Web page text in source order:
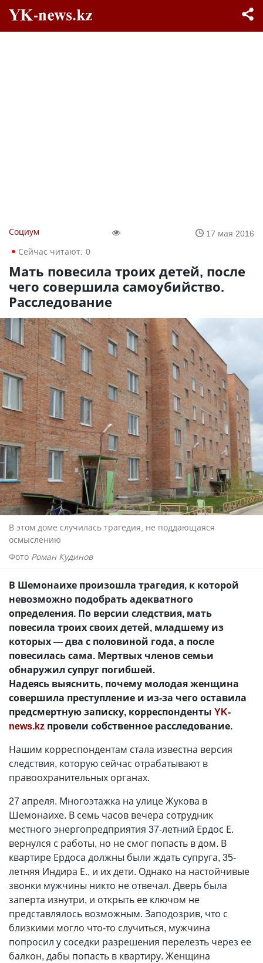
Социум
17 мая 2016
Сейчас читают: 0
Мать повесила троих детей, после
чего совершила самоубийство.
Расследование
В этом доме случилась трагедия, не поддающаяся
осмыслению
Фото Роман Кудинов
В Шемонаихе произошла трагедия, к которой
невозможно подобрать адекватного
определения. По версии следствия, мать
повесила троих своих детей, младшему из
которых — два с половиной года, а после
повесилась сама. Мертвых членов семьи
обнаружил супруг погибшей.
Надеясь выяснить, почему молодая женщина
совершила преступление и из-за чего оставила
предсмертную записку, корреспонденты YK-
news.kz провели собственное расследование.
Нашим корреспондентам стала известна версия
следствия, которую сейчас отрабатывают в
правоохранительных органах.
27 апреля. Многоэтажка на улице Жукова в
Шемонаихе. В семь часов вечера сотрудник
местного энергопредприятия 37-летний Ердос Е.
вернулся с работы, но не смог попасть в дом. В
квартире Ердоса должны были ждать супруга, 35-
летняя Индира Е., и их дети. Однако на настойчивые
звонки мужчины никто не отвечал. Дверь была
заперта изнутри, и открыть ее ключом не
представлялось возможным. Заподозрив, что с
близкими могло что-то случиться, мужчина
попросил у соседки разрешения перелезть через ее
балкон, дабы попасть в квартиру. Женщина